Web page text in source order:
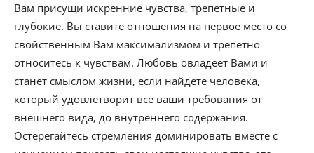
Вам присущи искренние чувства, трепетные и
глубокие. Вы ставите отношения на первое место со
свойственным Вам максимализмом и трепетно
относитесь к чувствам. Любовь овладеет Вами и
станет смыслом жизни, если найдете человека,
который удовлетворит все ваши требования от
внешнего вида, до внутреннего содержания.
Остерегайтесь стремления доминировать вместе с